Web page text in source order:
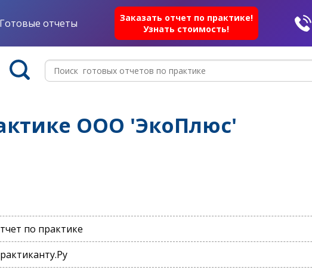
Готовые отчеты
Заказать отчет по практике!
Узнать стоимость!
ООО 'ЭкоПлюс'
по практике